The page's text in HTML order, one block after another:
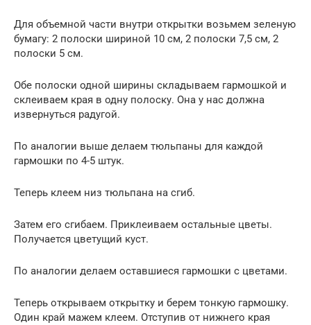
Для объемной части внутри открытки возьмем зеленую
бумагу: 2 полоски шириной 10 см, 2 полоски 7,5 см, 2
полоски 5 см.
Обе полоски одной ширины складываем гармошкой и
склеиваем края в одну полоску. Она у нас должна
извернуться радугой.
По аналогии выше делаем тюльпаны для каждой
гармошки по 4-5 штук.
Теперь клеем низ тюльпана на сгиб.
Затем его сгибаем. Приклеиваем остальные цветы.
Получается цветущий куст.
По аналогии делаем оставшиеся гармошки с цветами.
Теперь открываем открытку и берем тонкую гармошку.
Один край мажем клеем. Отступив от нижнего края